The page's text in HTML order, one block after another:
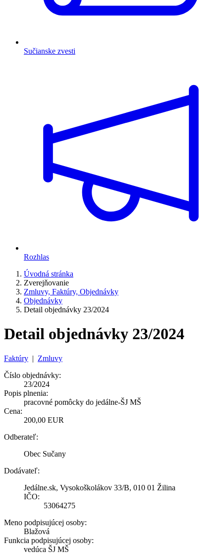
Sučianske zvesti
Rozhlas
Úvodná stránka
Zverejňovanie
Zmluvy, Faktúry, Objednávky
Objednávky
Detail objednávky 23/2024
Detail objednávky 23/2024
Faktúry | Zmluvy
Číslo objednávky:
23/2024
Popis plnenia:
pracovné pomôcky do jedálne-ŠJ MŠ
Cena:
200,00 EUR
Odberateľ:
Obec Sučany
Dodávateľ:
Jedálne.sk, Vysokoškolákov 33/B, 010 01 Žilina
IČO:
53064275
Meno podpisujúcej osoby:
Blažová
Funkcia podpisujúcej osoby:
vedúca ŠJ MŠ